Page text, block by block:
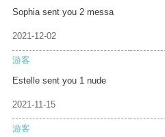
Sophia sent you 2 messa
2021-12-02
游客
Estelle sent you 1 nude
2021-11-15
游客